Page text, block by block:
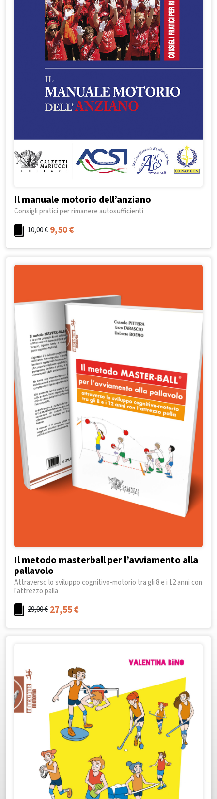
Il manuale motorio dell’anziano
Consigli pratici per rimanere autosufficienti
10,00€ 9,50€
Il metodo masterball per l’avviamento alla
pallavolo
Attraverso lo sviluppo cognitivo-motorio tra gli 8 e i 12 anni con
l'attrezzo palla
29,00€ 27,55€